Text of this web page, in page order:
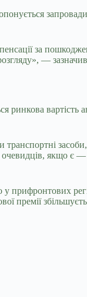
за
—
якщо
прифронтових
премії